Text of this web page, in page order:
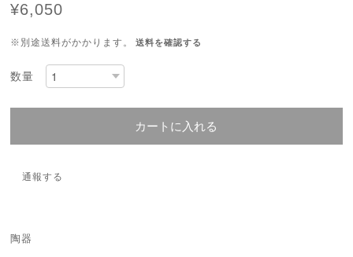
¥6,050
※別途送料がかかります。 送料を確認する
数量
カートに入れる
通報する
陶器